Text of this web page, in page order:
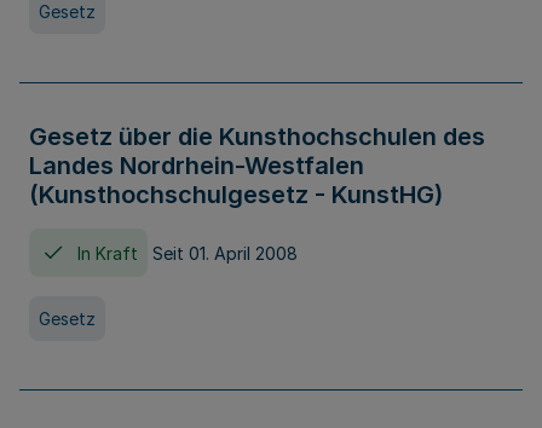
Gesetz
Gesetz über die Kunsthochschulen des
Landes Nordrhein-Westfalen
(Kunsthochschulgesetz - KunstHG)
In Kraft Seit 01. April 2008
Gesetz